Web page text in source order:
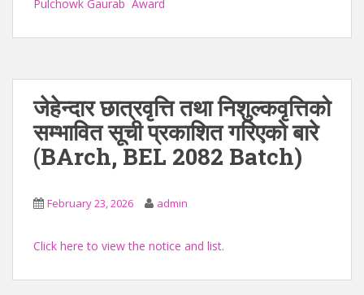
Pulchowk Gaurab Award
जेहेन्दार छात्रवृत्ति तथा निशुल्कवृत्तिको
सम्भावित सूची प्रकाशित गरिएको बारे
(BArch, BEL 2082 Batch)
February 23, 2026 admin
Click here to view the notice and list.